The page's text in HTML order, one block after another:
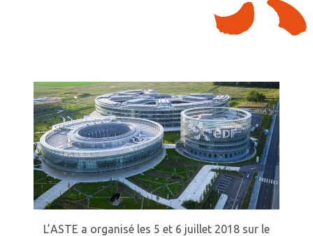
L’ASTE a organisé les 5 et 6 juillet 2018 sur le